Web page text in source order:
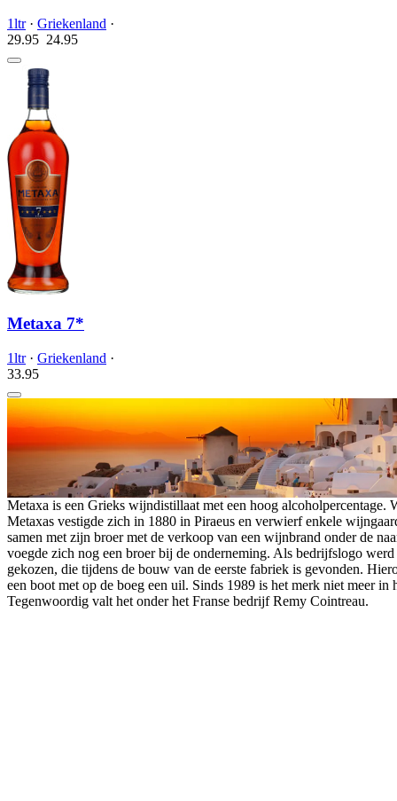
1ltr· Griekenland ·
29.95 24.95
Metaxa 7*
1ltr· Griekenland ·
33.95
Metaxa is een Grieks wijndistillaat met een hoog alcoholpercentage.
Metaxas vestigde zich in 1880 in Piraeus en verwierf enkele
samen met zijn broer met de verkoop van een wijnbrand onder de
voegde zich nog een broer bij de onderneming. Als bedrijfslogo werd
gekozen, die tijdens de bouw van de eerste fabriek is gevonden.
een boot met op de boeg een uil. Sinds 1989 is het merk niet meer in
Tegenwoordig valt het onder het Franse bedrijf Remy Cointreau.